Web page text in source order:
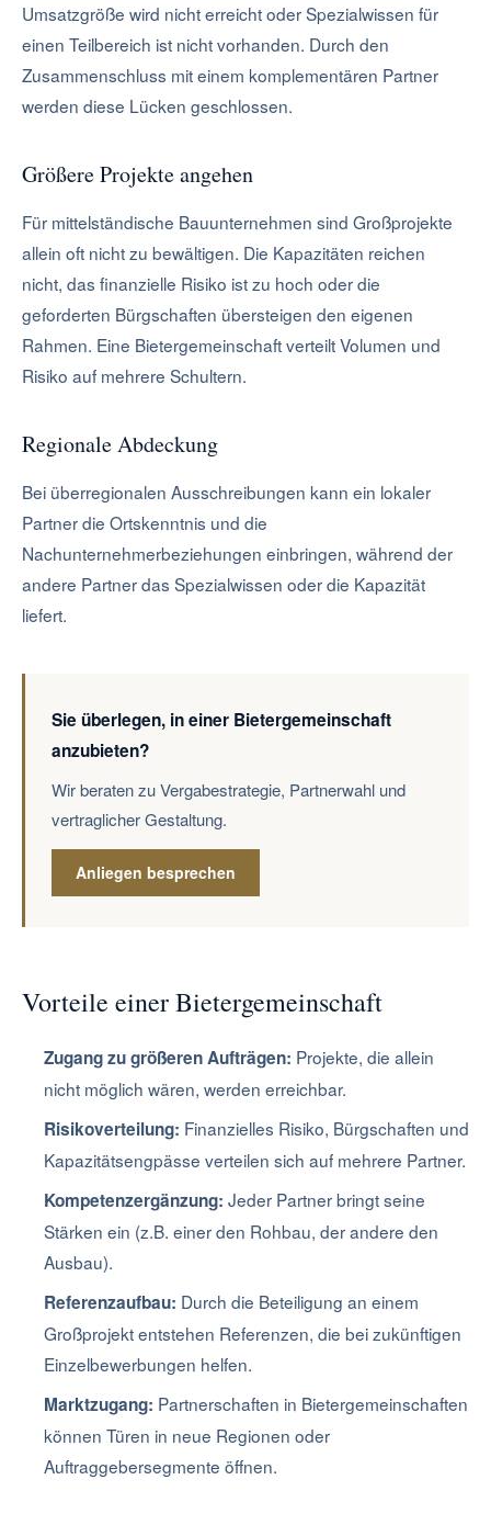
Umsatzgröße wird nicht erreicht oder Spezialwissen für
einen Teilbereich ist nicht vorhanden. Durch den
Zusammenschluss mit einem komplementären Partner
werden diese Lücken geschlossen.
Größere Projekte angehen
Für mittelständische Bauunternehmen sind Großprojekte
allein oft nicht zu bewältigen. Die Kapazitäten reichen
nicht, das finanzielle Risiko ist zu hoch oder die
geforderten Bürgschaften übersteigen den eigenen
Rahmen. Eine Bietergemeinschaft verteilt Volumen und
Risiko auf mehrere Schultern.
Regionale Abdeckung
Bei überregionalen Ausschreibungen kann ein lokaler
Partner die Ortskenntnis und die
Nachunternehmerbeziehungen einbringen, während der
andere Partner das Spezialwissen oder die Kapazität
liefert.
Sie überlegen, in einer Bietergemeinschaft
anzubieten?
Wir beraten zu Vergabestrategie, Partnerwahl und
vertraglicher Gestaltung.
Anliegen besprechen
Vorteile einer Bietergemeinschaft
Zugang zu größeren Aufträgen: Projekte, die allein
nicht möglich wären, werden erreichbar.
Risikoverteilung: Finanzielles Risiko, Bürgschaften und
Kapazitätsengpässe verteilen sich auf mehrere Partner.
Kompetenzergänzung: Jeder Partner bringt seine
Stärken ein (z.B. einer den Rohbau, der andere den
Ausbau).
Referenzaufbau: Durch die Beteiligung an einem
Großprojekt entstehen Referenzen, die bei zukünftigen
Einzelbewerbungen helfen.
Marktzugang: Partnerschaften in Bietergemeinschaften
können Türen in neue Regionen oder
Auftraggebersegmente öffnen.